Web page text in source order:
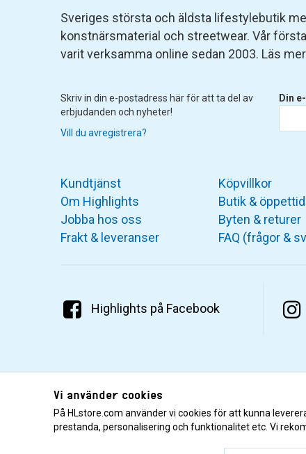
Sveriges största och äldsta lifestylebutik
konstnärsmaterial och streetwear. Vår
varit verksamma online sedan 2003. Läs mer
Skriv in din e-postadress här för att ta del av
erbjudanden och nyheter!
Vill du avregistrera?
Din
Kundtjänst
Om Highlights
Jobba hos oss
Frakt & leveranser
Köpvillkor
Butik &
Byten & returer
FAQ (frågor &
Highlights på Facebook
© 2001–2026 Highlights/KR Distribution AB.
Vi använder cookies
På HLstore.com använder vi cookies för att kunna
prestanda, personalisering och funktionalitet etc. Vi